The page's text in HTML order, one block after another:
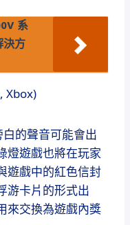
系
決方
Xbox)
的聲音可能會出
燈遊戲也將在玩家
遊戲中的紅色信封
游卡片的形式出
來交換為遊戲內獎